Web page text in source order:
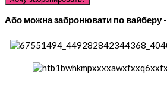
Або можна забронювати по вайберу -